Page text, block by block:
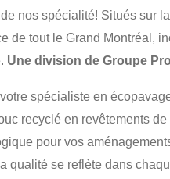
nos spécialité! Situés sur
de tout le Grand Montréal,
Une division de Groupe
spécialiste en
recyclé en revêtements
pour vos
qualité se reflète dans